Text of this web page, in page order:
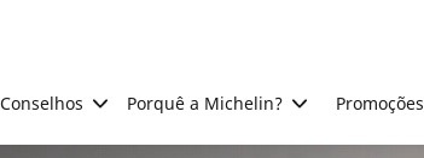
Conselhos Porquê a Michelin? Promoções